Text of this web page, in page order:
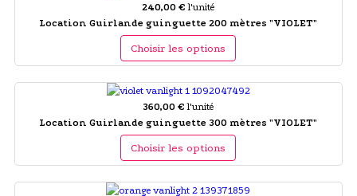
240,00 € l'unité
Location Guirlande guinguette 200 mètres "VIOLET"
Choisir les options
360,00 € l'unité
Location Guirlande guinguette 300 mètres "VIOLET"
Choisir les options